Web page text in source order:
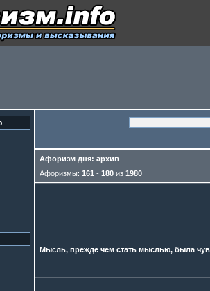
Афоризм дня: архив
Афоризмы: 161 - 180 из 1980
Мысль, прежде чем стать мыслью, была